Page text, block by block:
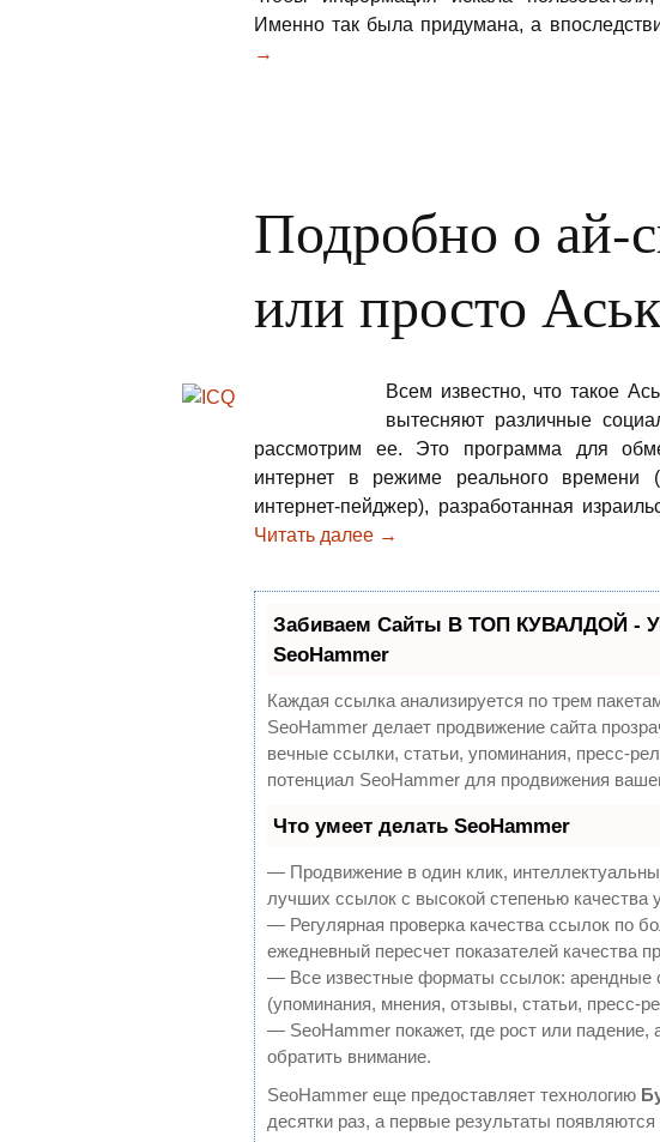
Именно так была придумана, а
→
Подробно о ай-
или просто
Всем известно, что такое
вытесняют различные
рассмотрим ее. Это программа для
интернет в режиме реального времени
интернет-пейджер), разработанная
Читать далее Подробно о ай-си-кью, ICQ, или
→
Забиваем Сайты В ТОП КУВАЛДОЙ -
SeoHammer
Каждая ссылка анализируется по трем
SeoHammer делает продвижение сайта
вечные ссылки, статьи, упоминания, пресс-
потенциал SeoHammer для продвижения
Что умеет делать SeoHammer
— Продвижение в один клик,
лучших ссылок с высокой степенью
— Регулярная проверка качества ссылок по
ежедневный пересчет показателей качества
— Все известные форматы ссылок: арендные
(упоминания, мнения, отзывы, статьи, пресс-
— SeoHammer покажет, где рост или падение,
обратить внимание.
SeoHammer еще предоставляет технологию
десятки раз, а первые результаты